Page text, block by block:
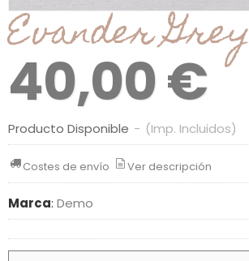
Evander Grey
40,00 €
Producto Disponible - (Imp. Incluidos)
Costes de envío Ver descripción
Marca: Demo